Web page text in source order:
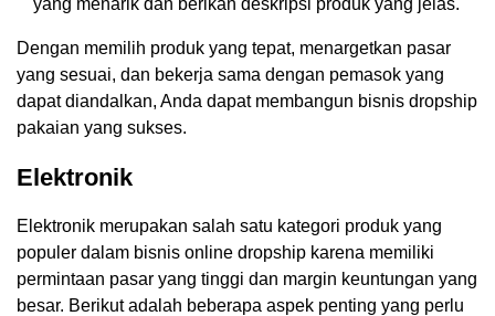
Dengan memilih produk yang tepat, menargetkan pasar
yang sesuai, dan bekerja sama dengan pemasok yang
dapat diandalkan, Anda dapat membangun bisnis dropship
pakaian yang sukses.
Elektronik
Elektronik merupakan salah satu kategori produk yang
populer dalam bisnis online dropship karena memiliki
permintaan pasar yang tinggi dan margin keuntungan yang
besar. Berikut adalah beberapa aspek penting yang perlu